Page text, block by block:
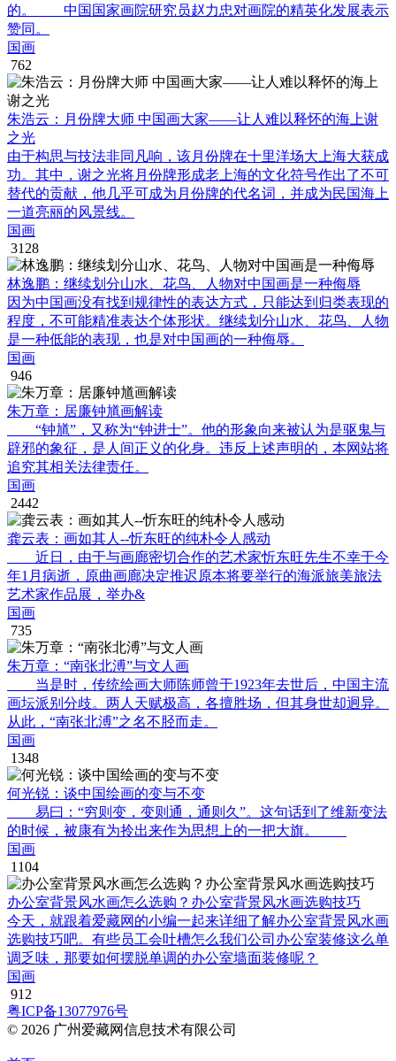
的。 中国国家画院研究员赵力忠对画院的精英化发展表示
赞同。
国画
762
朱浩云：月份牌大师 中国画大家——让人难以释怀的海上谢
之光
由于构思与技法非同凡响，该月份牌在十里洋场大上海大获成
功。其中，谢之光将月份牌形成老上海的文化符号作出了不可
替代的贡献，他几乎可成为月份牌的代名词，并成为民国海上
一道亮丽的风景线。
国画
3128
林逸鹏：继续划分山水、花鸟、人物对中国画是一种侮辱
因为中国画没有找到规律性的表达方式，只能达到归类表现的
程度，不可能精准表达个体形状。继续划分山水、花鸟、人物
是一种低能的表现，也是对中国画的一种侮辱。
国画
946
朱万章：居廉钟馗画解读
“钟馗”，又称为“钟进士”。他的形象向来被认为是驱鬼与
辟邪的象征，是人间正义的化身。违反上述声明的，本网站将
追究其相关法律责任。
国画
2442
龚云表：画如其人--忻东旺的纯朴令人感动
近日，由于与画廊密切合作的艺术家忻东旺先生不幸于今
年1月病逝，原曲画廊决定推迟原本将要举行的海派旅美旅法
艺术家作品展，举办&
国画
735
朱万章：“南张北溥”与文人画
当是时，传统绘画大师陈师曾于1923年去世后，中国主流
画坛派别分歧。两人天赋极高，各擅胜场，但其身世却迥异。
从此，“南张北溥”之名不胫而走。
国画
1348
何光锐：谈中国绘画的变与不变
易曰：“穷则变，变则通，通则久”。这句话到了维新变法
的时候，被康有为拎出来作为思想上的一把大旗。
国画
1104
办公室背景风水画怎么选购？办公室背景风水画选购技巧
今天，就跟着爱藏网的小编一起来详细了解办公室背景风水画
选购技巧吧。有些员工会吐槽怎么我们公司办公室装修这么单
调乏味，那要如何摆脱单调的办公室墙面装修呢？
国画
912
粤ICP备13077976号
© 2026 广州爱藏网信息技术有限公司